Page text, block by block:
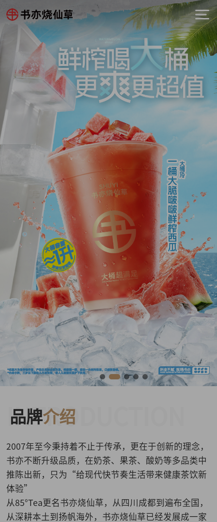
INTRODUCTION
品牌介绍
2007年至今秉持着不止于传承，更在于创新的理念，
书亦不断升级品质，在奶茶、果茶、酸奶等多品类中
推陈出新，只为“给现代快节奏生活带来健康茶饮新
体验”
从85°Tea更名书亦烧仙草，从四川成都到遍布全国，
从深耕本土到扬帆海外，书亦烧仙草已经发展成一家